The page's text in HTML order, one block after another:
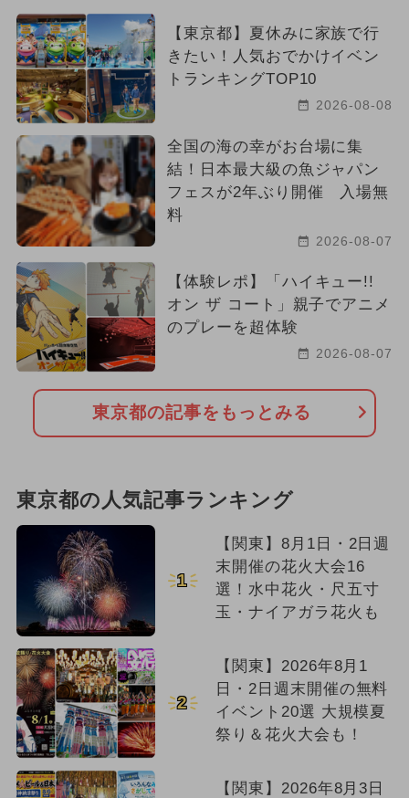
【東京都】夏休みに家族で行
きたい！人気おでかけイベン
トランキングTOP10
2026-08-08
全国の海の幸がお台場に集
結！日本最大級の魚ジャパン
フェスが2年ぶり開催 入場無
料
2026-08-07
【体験レポ】「ハイキュー!!
オン ザ コート」親子でアニメ
のプレーを超体験
2026-08-07
東京都の記事をもっとみる
東京都の人気記事ランキング
1
【関東】8月1日・2日週
末開催の花火大会16
選！水中花火・尺五寸
玉・ナイアガラ花火も
2
【関東】2026年8月1
日・2日週末開催の無料
イベント20選 大規模夏
祭り＆花火大会も！
【関東】2026年8月3日